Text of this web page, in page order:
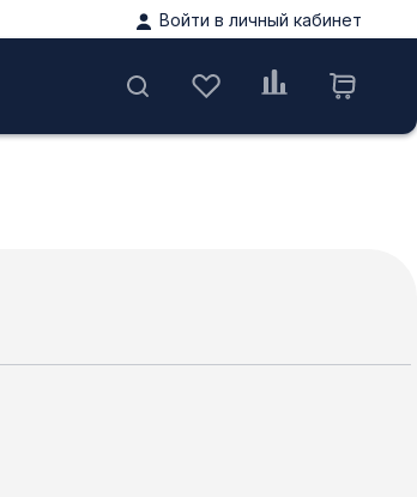
Войти в личный кабинет